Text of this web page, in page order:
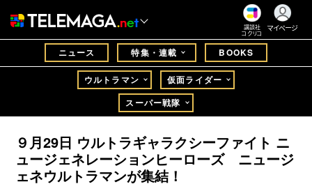
講談社
コクリコ
マイページ
ニュース 特集・連載 BOOKS
ウルトラマン
仮面ライダー
スーパー戦隊
９月29日 ウルトラギャラクシーファイト ニ
ュージェネレーションヒーローズ ニュージ
ェネウルトラマンが集結！